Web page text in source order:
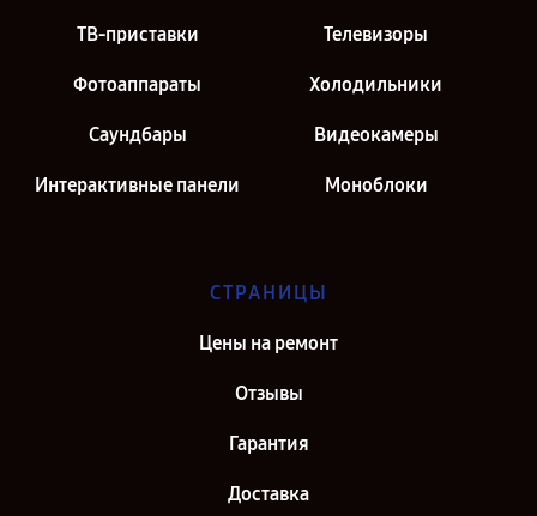
ТВ-приставки Телевизоры
Фотоаппараты Холодильники
Саундбары Видеокамеры
Интерактивные панели Моноблоки
СТРАНИЦЫ
Цены на ремонт
Отзывы
Гарантия
Доставка